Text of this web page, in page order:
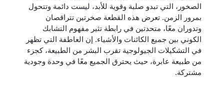
الصخور، التي تبدو صلبة وقوية للأبد، ليست دائمة وتتحول
بمرور الزمن. تعرض هذه القطعة صخرتين تتراقصان
وتدوران معًا، متحدتين في رابطة تثير مفهوم التشابك
الكوني بين جميع الكائنات والأشياء. إن العاطفة التي تظهر
في التشكيلات الجيولوجية تقرب البشر من الطبيعة، كجزء
من طبيعة عابرة، حيث يحترق الجميع معًا في وحدة وجودية
مشتركة.